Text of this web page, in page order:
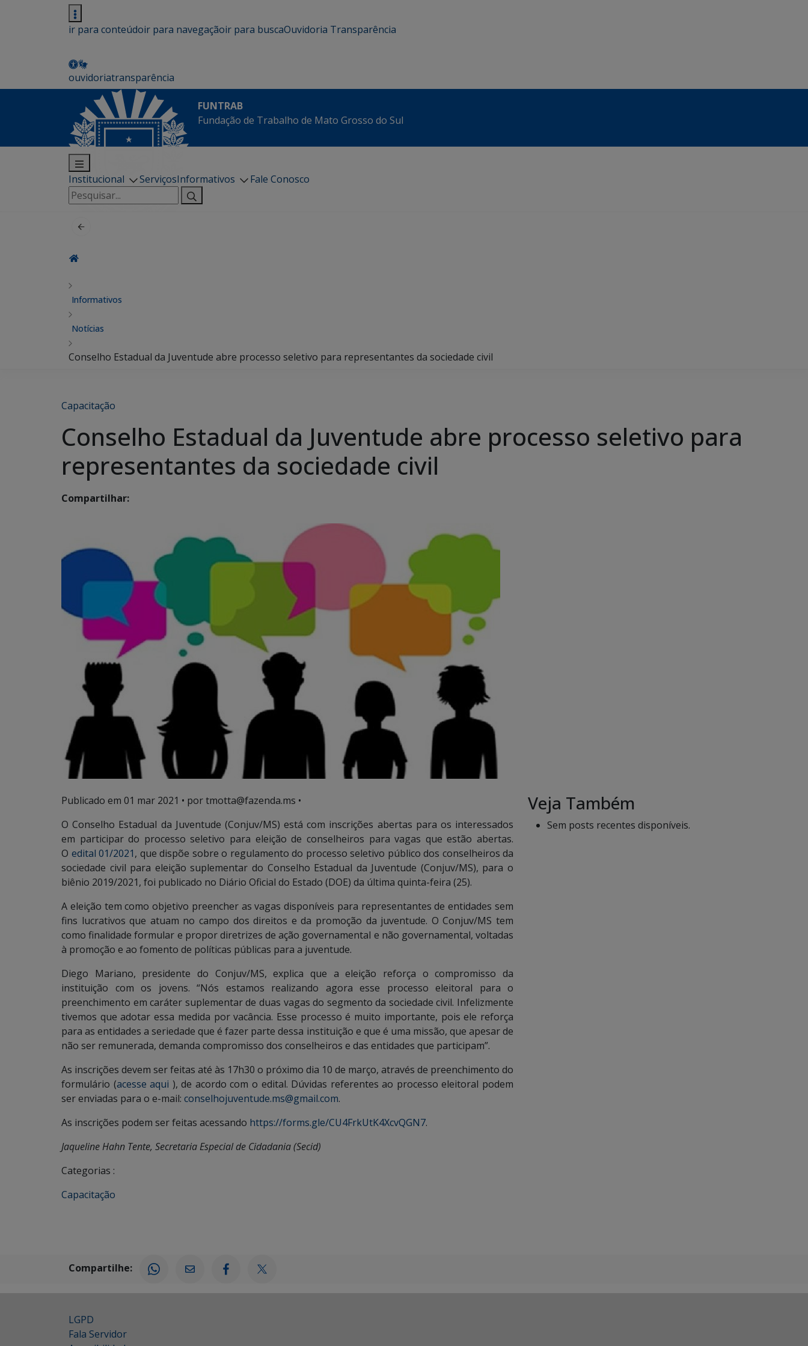
ir para conteúdoir para navegaçãoir para buscaOuvidoria Transparência
ouvidoriatransparência
FUNTRAB
Fundação de Trabalho de Mato Grosso do Sul
Institucional ServiçosInformativos
Fale Conosco
Pesquisar
por:
Informativos
Notícias
Conselho Estadual da Juventude abre processo seletivo para representantes da sociedade civil
Capacitação
Conselho Estadual da Juventude abre processo seletivo para
representantes da sociedade civil
Compartilhar:
Publicado em 01 mar 2021 • por tmotta@fazenda.ms •
O Conselho Estadual da Juventude (Conjuv/MS) está com inscrições abertas para os interessados
em participar do processo seletivo para eleição de conselheiros para vagas que estão abertas.
O edital 01/2021, que dispõe sobre o regulamento do processo seletivo público dos conselheiros da
sociedade civil para eleição suplementar do Conselho Estadual da Juventude (Conjuv/MS), para o
biênio 2019/2021, foi publicado no Diário Oficial do Estado (DOE) da última quinta-feira (25).
A eleição tem como objetivo preencher as vagas disponíveis para representantes de entidades sem
fins lucrativos que atuam no campo dos direitos e da promoção da juventude. O Conjuv/MS tem
como finalidade formular e propor diretrizes de ação governamental e não governamental, voltadas
à promoção e ao fomento de políticas públicas para a juventude.
Diego Mariano, presidente do Conjuv/MS, explica que a eleição reforça o compromisso da
instituição com os jovens. “Nós estamos realizando agora esse processo eleitoral para o
preenchimento em caráter suplementar de duas vagas do segmento da sociedade civil. Infelizmente
tivemos que adotar essa medida por vacância. Esse processo é muito importante, pois ele reforça
para as entidades a seriedade que é fazer parte dessa instituição e que é uma missão, que apesar de
não ser remunerada, demanda compromisso dos conselheiros e das entidades que participam”.
As inscrições devem ser feitas até às 17h30 o próximo dia 10 de março, através de preenchimento do
formulário (acesse aqui ), de acordo com o edital. Dúvidas referentes ao processo eleitoral podem
ser enviadas para o e-mail: conselhojuventude.ms@gmail.com.
As inscrições podem ser feitas acessando https://forms.gle/CU4FrkUtK4XcvQGN7.
Jaqueline Hahn Tente, Secretaria Especial de Cidadania (Secid)
Categorias :
Capacitação
Veja Também
Sem posts recentes disponíveis.
Compartilhe:
LGPD
Fala Servidor